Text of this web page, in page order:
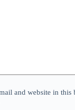
and website in this